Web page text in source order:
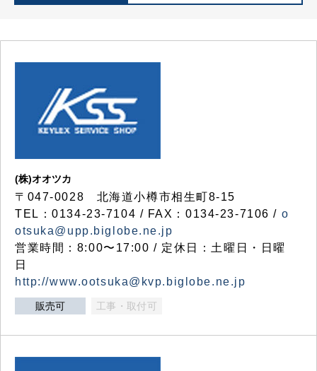
(株)オオツカ
〒047-0028 北海道小樽市相生町8-15
TEL：0134-23-7104 / FAX：0134-23-7106 / o
otsuka@upp.biglobe.ne.jp
営業時間：8:00〜17:00 / 定休日：土曜日・日曜
日
http://www.ootsuka@kvp.biglobe.ne.jp
販売可 工事・取付可